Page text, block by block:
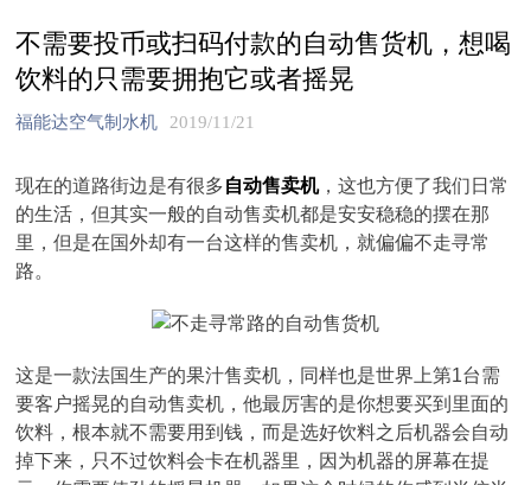
不需要投币或扫码付款的自动售货机，想喝
饮料的只需要拥抱它或者摇晃
福能达空气制水机 2019/11/21
现在的道路街边是有很多自动售卖机，这也方便了我们日常
的生活，但其实一般的自动售卖机都是安安稳稳的摆在那
里，但是在国外却有一台这样的售卖机，就偏偏不走寻常
路。
这是一款法国生产的果汁售卖机，同样也是世界上第1台需
要客户摇晃的自动售卖机，他最厉害的是你想要买到里面的
饮料，根本就不需要用到钱，而是选好饮料之后机器会自动
掉下来，只不过饮料会卡在机器里，因为机器的屏幕在提